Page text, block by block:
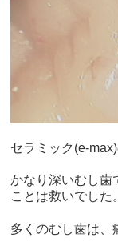
セラミック(e-
かなり深いむし歯
ことは救いでした。
多くのむし歯は、